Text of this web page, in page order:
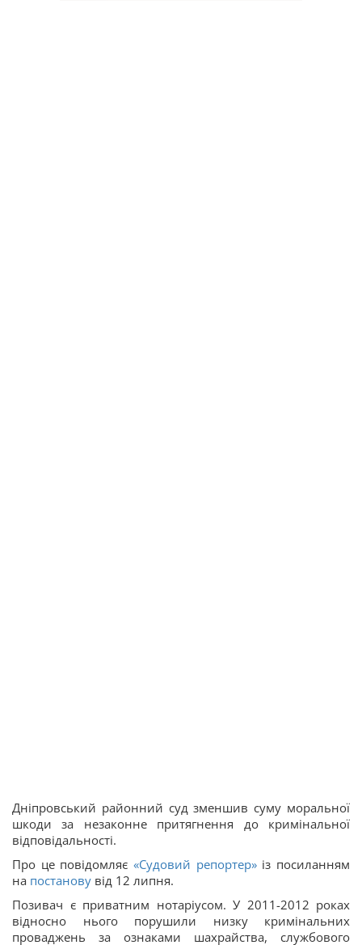
Дніпровський районний суд зменшив суму моральної
шкоди за незаконне притягнення до кримінальної
відповідальності.
Про це повідомляє «Судовий репортер»із посиланням
на постанову від 12 липня.
Позивач є приватним нотаріусом. У 2011-2012 роках
відносно нього порушили низку кримінальних
проваджень за ознаками шахрайства, службового